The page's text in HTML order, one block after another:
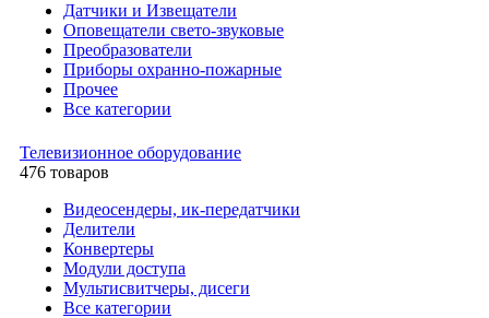
Датчики и Извещатели
Оповещатели свето-звуковые
Преобразователи
Приборы охранно-пожарные
Прочее
Все категории
Телевизионное оборудование
476 товаров
Видеосендеры, ик-передатчики
Делители
Конвертеры
Модули доступа
Мультисвитчеры, дисеги
Все категории